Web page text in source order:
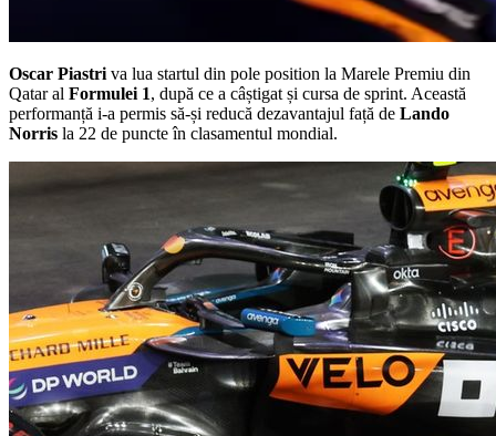
Oscar Piastri va lua startul din pole position la Marele Premiu din
Qatar al Formulei 1, după ce a câștigat și cursa de sprint. Această
performanță i-a permis să-și reducă dezavantajul față de Lando
Norris la 22 de puncte în clasamentul mondial.